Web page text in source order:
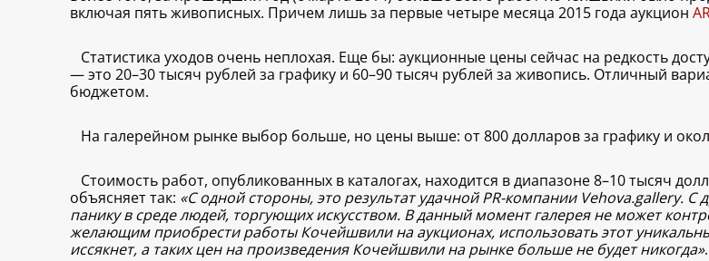
включая пять живописных. Причем лишь за первые четыре месяца 2015 года аукцион
Статистика уходов очень неплохая. Еще бы: аукционные цены сейчас на редкость
— это 20–30 тысяч рублей за графику и 60–90 тысяч рублей за живопись. Отличный
бюджетом.
На галерейном рынке выбор больше, но цены выше: от 800 долларов за графику и
Стоимость работ, опубликованных в каталогах, находится в диапазоне 8–10 тысяч
объясняет так: «С одной стороны, это результат удачной PR-компании Vehova.gallery.
панику в среде людей, торгующих искусством. В данный момент галерея не может
желающим приобрести работы Кочейшвили на аукционах, использовать этот
иссякнет, а таких цен на произведения Кочейшвили на рынке больше не будет никогда».